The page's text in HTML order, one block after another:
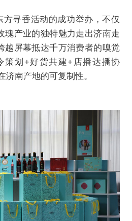
寻香活动的成功举办，不仅
瑰产业的独特魅力走出济南走
越屏幕抵达千万消费者的嗅觉
策划+好货共建+店播达播协
济南产地的可复制性。